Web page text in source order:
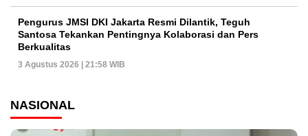
Pengurus JMSI DKI Jakarta Resmi Dilantik, Teguh
Santosa Tekankan Pentingnya Kolaborasi dan Pers
Berkualitas
3 Agustus 2026 | 21:58 WIB
NASIONAL